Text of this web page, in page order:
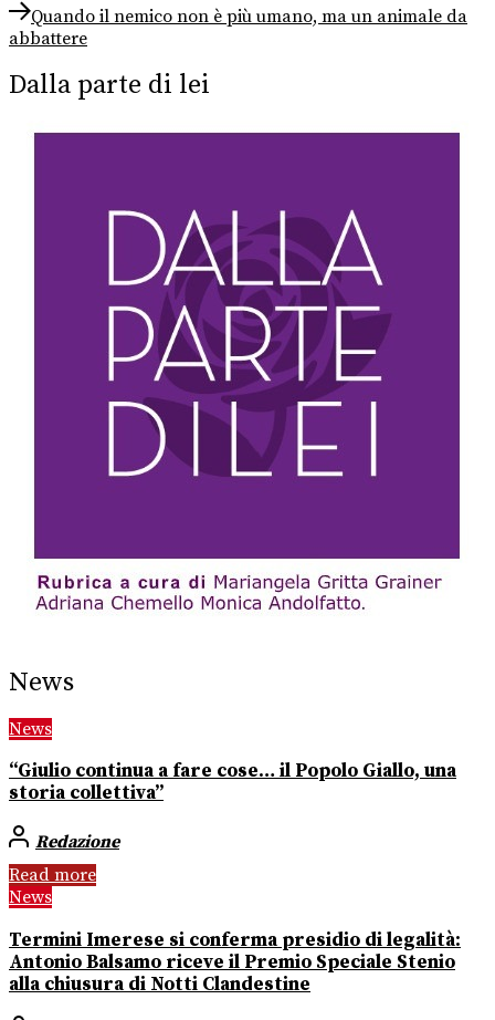
Next
post:
Quando il nemico non è più umano, ma un animale da
abbattere
Dalla parte di lei
News
News
“Giulio continua a fare cose… il Popolo Giallo, una
storia collettiva”
Redazione
Read more
News
Termini Imerese si conferma presidio di legalità:
Antonio Balsamo riceve il Premio Speciale Stenio
alla chiusura di Notti Clandestine